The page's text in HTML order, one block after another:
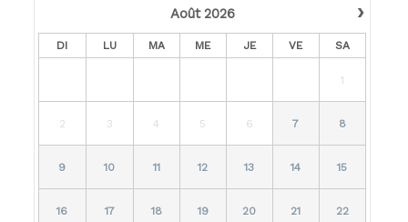
›
Août 2026
DI LU MA ME JE VE SA
1
2 3 4 5 6 7 8
9 10 11 12 13 14 15
16 17 18 19 20 21 22